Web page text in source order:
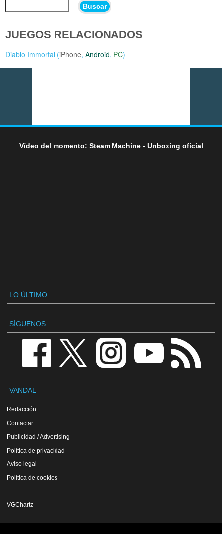
Buscar
JUEGOS RELACIONADOS
Diablo Immortal (iPhone,Android, PC)
Vídeo del momento: Steam Machine - Unboxing oficial
LO ÚLTIMO
SÍGUENOS
VANDAL
Redacción
Contactar
Publicidad / Advertising
Política de privacidad
Aviso legal
Política de cookies
VGChartz